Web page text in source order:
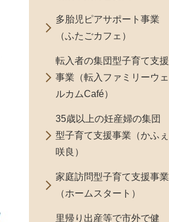
多胎児ピアサポート事業
（ふたごカフェ）
転入者の集団型子育て支援
事業（転入ファミリーウェ
ルカムCafé）
35歳以上の妊産婦の集団
型子育て支援事業（かふぇ
咲良）
家庭訪問型子育て支援事業
（ホームスタート）
里帰り出産等で市外で健